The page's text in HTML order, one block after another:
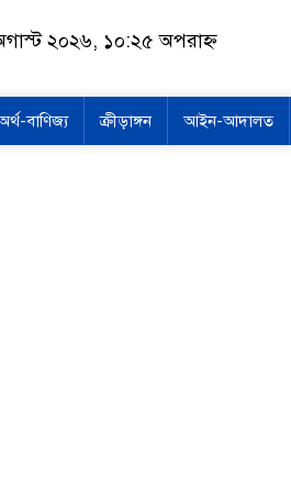
২০২৬, ১০:২৫ অপরাহ্ন
বাণিজ্য ক্রীড়াঙ্গন আইন-আদালত